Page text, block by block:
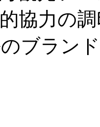
協力の
ブラン